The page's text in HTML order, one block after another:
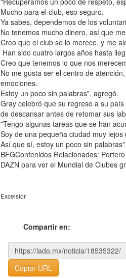
Mucho para el club, eso seguro.
Ya sabes, dependemos de los
No tenemos mucho dinero, así que
Creo que el club se lo merece, y me
Han sido cuatro largos años hasta
Creo que tenemos lo que nos
No me gusta ser el centro de
emociones.
Estoy un poco sin palabras", agregó.
Gray celebró que su regreso a su
de descansar antes de retomar sus
"Tengo algunas tareas que se han
Soy de una pequeña ciudad muy
Así que sí, estoy un poco sin palabras".
BFGContenidos Relacionados:
DAZN para ver el Mundial de Clubes
Excelsior
Compartir en:
Copiar URL